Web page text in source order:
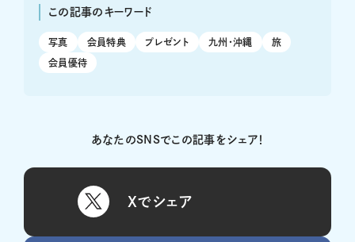
この記事のキーワード
写真 会員特典 プレゼント 九州・沖縄 旅
会員優待
あなたのSNSでこの記事をシェア！
Xでシェア